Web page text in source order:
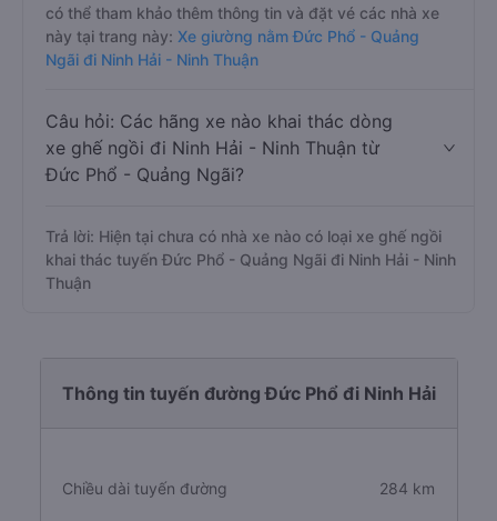
có thể tham khảo thêm thông tin và đặt vé các nhà xe
này tại trang này: Xe giường nằm Đức Phổ - Quảng
Ngãi đi Ninh Hải - Ninh Thuận
Câu hỏi: Các hãng xe nào khai thác dòng
xe ghế ngồi đi Ninh Hải - Ninh Thuận từ
Đức Phổ - Quảng Ngãi?
Trả lời: Hiện tại chưa có nhà xe nào có loại xe ghế ngồi
khai thác tuyến Đức Phổ - Quảng Ngãi đi Ninh Hải - Ninh
Thuận
Thông tin tuyến đường Đức Phổ đi Ninh Hải
Chiều dài tuyến đường 284 km